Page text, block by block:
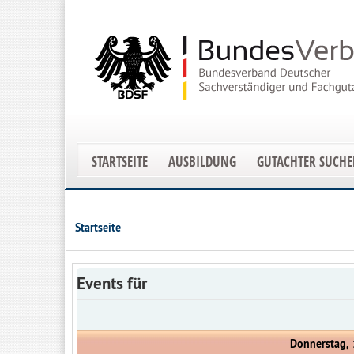
STARTSEITE AUSBILDUNG GUTACHTER
Startseite
Events für
Donnerstag,